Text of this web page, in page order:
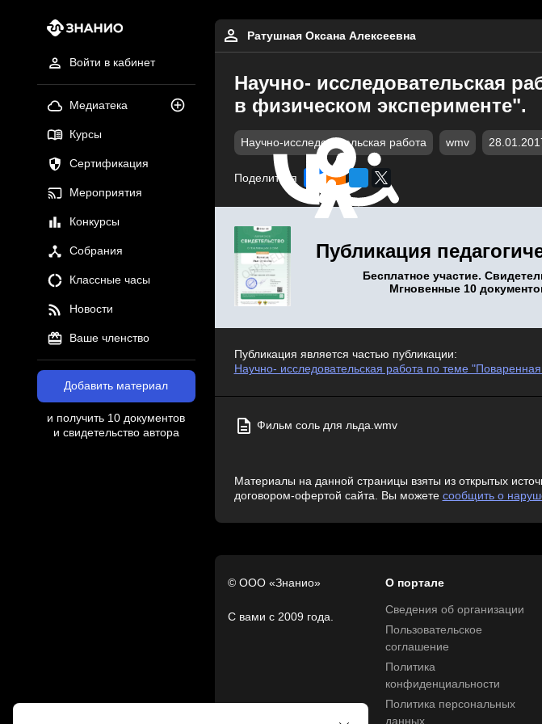
Войти в кабинет
Медиатека
Курсы
Сертификация
Мероприятия
Конкурсы
Собрания
Классные часы
Новости
Ваше членство
Добавить материал
и получить 10 документов
и свидетельство автора
Ратушная Оксана Алексеевна
Научно- исследовательская
в физическом эксперименте".
Научно-исследовательская работа wmv
Поделиться
Публикация
Бесплатное участие.
Мгновенные 10
Публикация является частью публикации:
Научно- исследовательская работа по теме
Фильм соль для льда.wmv
Материалы на данной страницы взяты из открытых
договором-офертой сайта. Вы можете сообщить о
© ООО «Знанио»
С вами с 2009 года.
О портале
Сведения об организации
Пользовательское
соглашение
Политика
конфиденциальности
Политика персональных
данных